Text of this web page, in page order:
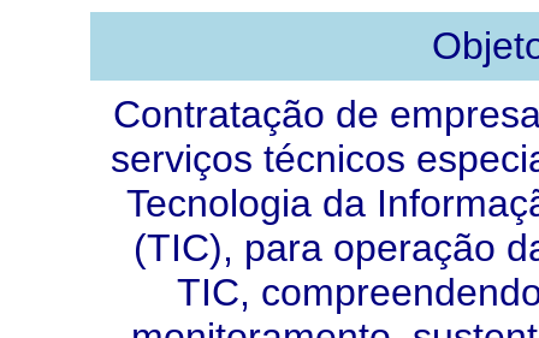
Contratação de
serviços técnicos
Tecnologia da
(TIC), para operação
TIC,